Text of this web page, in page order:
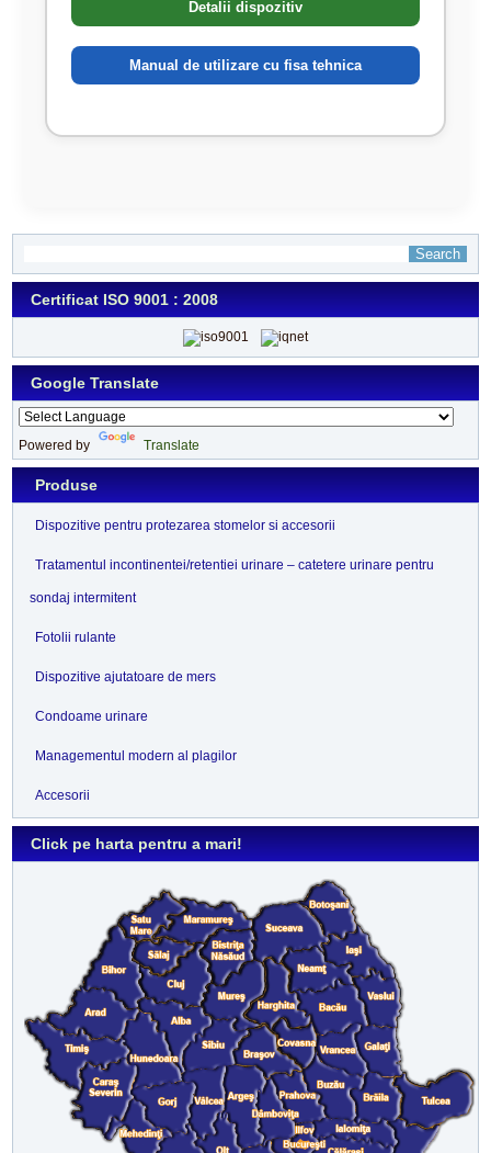
Detalii dispozitiv
Manual de utilizare cu fisa tehnica
Certificat ISO 9001 : 2008
Google Translate
Powered by Translate
Produse
Dispozitive pentru protezarea stomelor si accesorii
Tratamentul incontinentei/retentiei urinare – catetere urinare pentru
sondaj intermitent
Fotolii rulante
Dispozitive ajutatoare de mers
Condoame urinare
Managementul modern al plagilor
Accesorii
Click pe harta pentru a mari!